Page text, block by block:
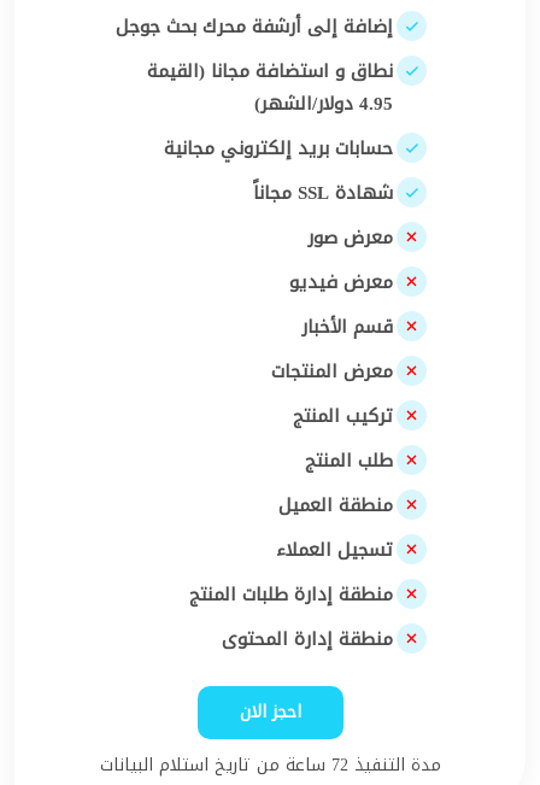
إضافة إلى أرشفة محرك بحث جوجل
نطاق و استضافة مجانا (القيمة
4.95 دولار/الشهر)
حسابات بريد إلكتروني مجانية
شهادة SSL مجاناً
معرض صور
معرض فيديو
قسم الأخبار
معرض المنتجات
تركيب المنتج
طلب المنتج
منطقة العميل
تسجيل العملاء
منطقة إدارة طلبات المنتج
منطقة إدارة المحتوى
احجز الان
مدة التنفيذ 72 ساعة من تاريخ استلام البيانات